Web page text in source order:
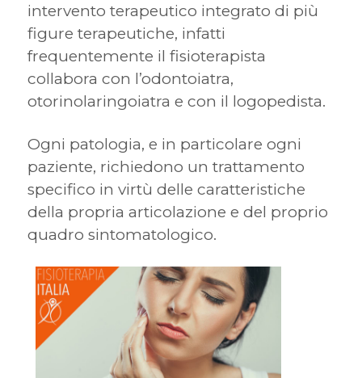
intervento terapeutico integrato di più
figure terapeutiche, infatti
frequentemente il fisioterapista
collabora con l’odontoiatra,
otorinolaringoiatra e con il logopedista.
Ogni patologia, e in particolare ogni
paziente, richiedono un trattamento
specifico in virtù delle caratteristiche
della propria articolazione e del proprio
quadro sintomatologico.